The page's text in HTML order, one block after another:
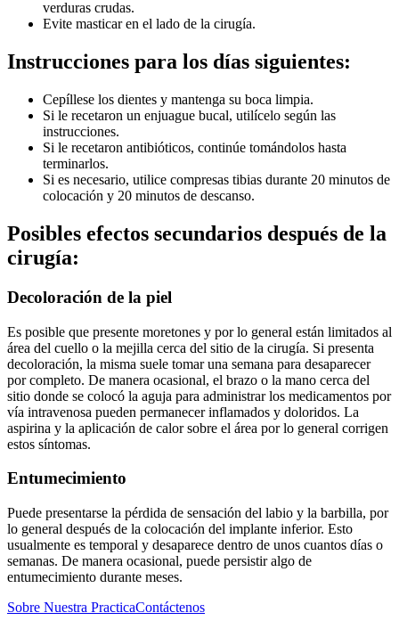
verduras crudas.
Evite masticar en el lado de la cirugía.
Instrucciones para los días siguientes:
Cepíllese los dientes y mantenga su boca limpia.
Si le recetaron un enjuague bucal, utilícelo según las
instrucciones.
Si le recetaron antibióticos, continúe tomándolos hasta
terminarlos.
Si es necesario, utilice compresas tibias durante 20 minutos de
colocación y 20 minutos de descanso.
Posibles efectos secundarios después de la
cirugía:
Decoloración de la piel
Es posible que presente moretones y por lo general están limitados al
área del cuello o la mejilla cerca del sitio de la cirugía. Si presenta
decoloración, la misma suele tomar una semana para desaparecer
por completo. De manera ocasional, el brazo o la mano cerca del
sitio donde se colocó la aguja para administrar los medicamentos por
vía intravenosa pueden permanecer inflamados y doloridos. La
aspirina y la aplicación de calor sobre el área por lo general corrigen
estos síntomas.
Entumecimiento
Puede presentarse la pérdida de sensación del labio y la barbilla, por
lo general después de la colocación del implante inferior. Esto
usualmente es temporal y desaparece dentro de unos cuantos días o
semanas. De manera ocasional, puede persistir algo de
entumecimiento durante meses.
Sobre Nuestra PracticaContáctenos